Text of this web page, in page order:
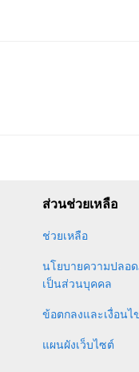
ส่วนช่วยเหลือ
ช่วยเหลือ
นโยบายความปลอ
เป็นส่วนบุคคล
ข้อตกลงและเงื่อนไ
แผนผังเว็บไซต์